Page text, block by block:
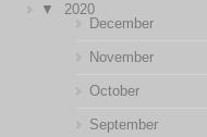
2020
December
November
October
September